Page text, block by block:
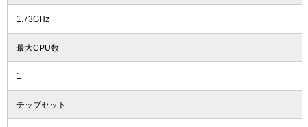
1.73GHz
最大CPU数
1
チップセット